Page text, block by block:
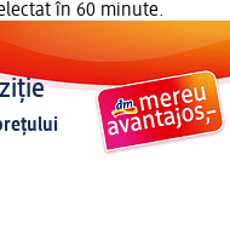
în 60 minute.